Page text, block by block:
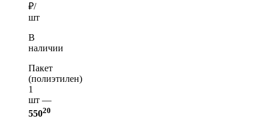
₽/
шт
В
наличии
Пакет
(полиэтилен)
1
шт —
55020